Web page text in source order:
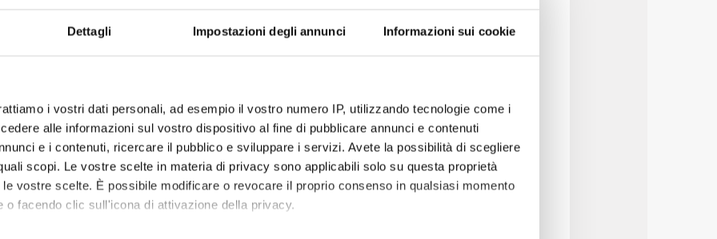
Dettagli Impostazioni degli annunci Informazioni sui cookie
i vostri dati personali, ad esempio il vostro numero IP, utilizzando tecnologie come i
alle informazioni sul vostro dispositivo al fine di pubblicare annunci e contenuti
e i contenuti, ricercare il pubblico e sviluppare i servizi. Avete la possibilità di scegliere
scopi. Le vostre scelte in materia di privacy sono applicabili solo su questa proprietà
vostre scelte. È possibile modificare o revocare il proprio consenso in qualsiasi momento
o facendo clic sull'icona di attivazione della privacy.
fin dalla sua nascita ha portato avanti attraverso le proprie campagne di
due campagne 2007 esemplificano al meglio quanto detto sopra. Acqua di
direttamente a casa tua! e ricerchiamo… la qualità!! Due messaggi chiari, semplici e
fronzoli che hanno alle spalle tutto il lavoro e gli investimenti che Publiacqua ha
campo dal 2002 ad oggi per poter dare a tutti i cittadini acqua buona e sicura.